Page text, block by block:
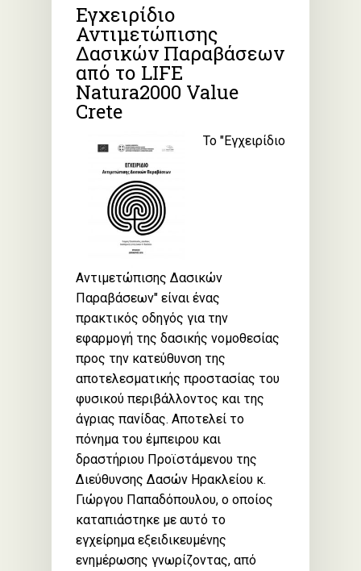
Εγχειρίδιο
Αντιμετώπισης
Δασικών Παραβάσεων
από το LIFE
Natura2000 Value
Crete
Το "Εγχειρίδιο
Αντιμετώπισης Δασικών
Παραβάσεων" είναι ένας
πρακτικός οδηγός για την
εφαρμογή της δασικής νομοθεσίας
προς την κατεύθυνση της
αποτελεσματικής προστασίας του
φυσικού περιβάλλοντος και της
άγριας πανίδας. Αποτελεί το
πόνημα του έμπειρου και
δραστήριου Προϊστάμενου της
Διεύθυνσης Δασών Ηρακλείου κ.
Γιώργου Παπαδόπουλου, ο οποίος
καταπιάστηκε με αυτό το
εγχείρημα εξειδικευμένης
ενημέρωσης γνωρίζοντας, από